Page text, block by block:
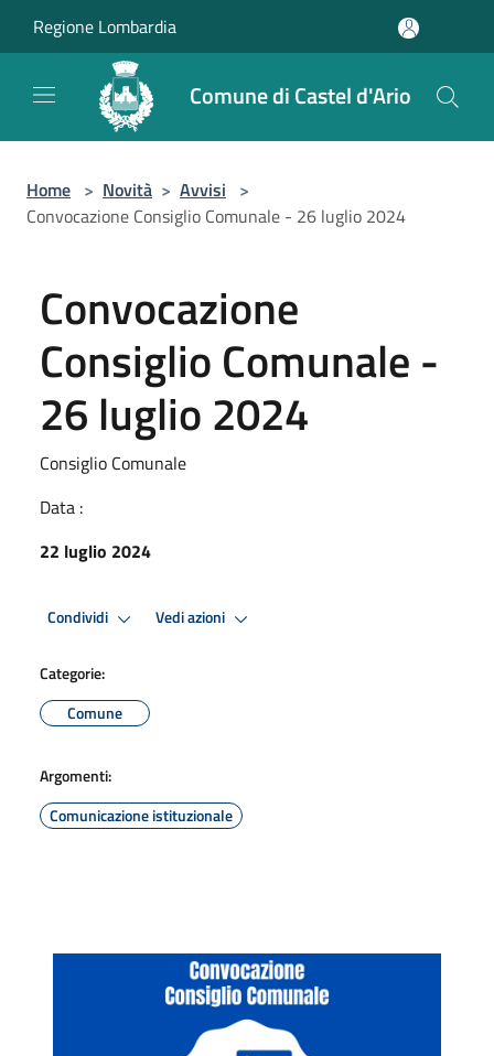
Regione Lombardia
Comune di Castel d'Ario
Home > Novità > Avvisi >
Convocazione Consiglio Comunale - 26 luglio 2024
Convocazione
Consiglio Comunale -
26 luglio 2024
Consiglio Comunale
Data :
22 luglio 2024
Condividi Vedi azioni
Categorie:
Comune
Argomenti:
Comunicazione istituzionale